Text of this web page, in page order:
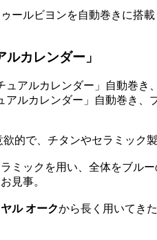
ールビヨンを自動巻きに搭
カレンダー」
ルカレンダー」自動巻き、
的で、チタンやセラミック
ミックを用い、全体をブル
見事。
ル オークから長く用いてき